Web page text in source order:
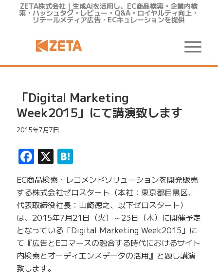
ZETA株式会社｜生成AIを活用し、EC商品検索・企業内検
索・ハッシュタグ・レビュー・Q&A・ロイヤルティ向上・
リテールメディア広告・ECキュレーションを提供
「Digital Marketing
Week2015」にて講演致します
2015年7月7日
Facebook
X Hatena
EC商品検索・レコメンドソリューションを開発販売
する株式会社ゼロスタート（本社：東京都目黒区、
代表取締役社長：山崎徳之、以下ゼロスタート）
は、2015年7月21日（火）～23日（木）に開催予定
となっている「Digital Marketing Week2015」に
て『広告とEコマースの融合する時代におけるサイト
内検索とオーディエンスデータの活用』と題し講演
致します。